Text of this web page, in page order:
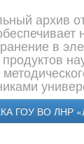
архив
в
ГОУ ВО ЛНР